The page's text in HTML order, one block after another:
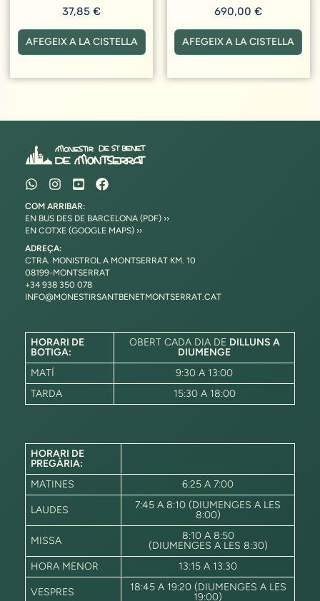
37,85€
AFEGEIX A LA CISTELLA
690,00€
AFEGEIX A LA CISTELLA
COM ARRIBAR:
EN BUS DES DE BARCELONA (PDF) ››
EN COTXE (GOOGLE MAPS) ››
ADREÇA:
CTRA. MONISTROL A MONTSERRAT KM. 10
08199-MONTSERRAT
+34 938 350 078
INFO@MONESTIRSANTBENETMONTSERRAT.CAT
HORARI DE
BOTIGA:
OBERT CADA DIA DE DILLUNS A
DIUMENGE
MATÍ
9:30 A 13:00
TARDA
15:30 A 18:00
HORARI DE
PREGÀRIA:
MATINES
6:25 A 7:00
LAUDES
7:45 A 8:10 (DIUMENGES A LES
8:00)
MISSA
8:10 A 8:50
(DIUMENGES A LES 8:30)
HORA MENOR
13:15 A 13:30
VESPRES
18:45 A 19:20 (DIUMENGES A LES
19:00)